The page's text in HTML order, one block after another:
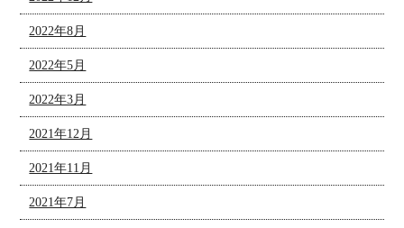
2022年8月
2022年5月
2022年3月
2021年12月
2021年11月
2021年7月